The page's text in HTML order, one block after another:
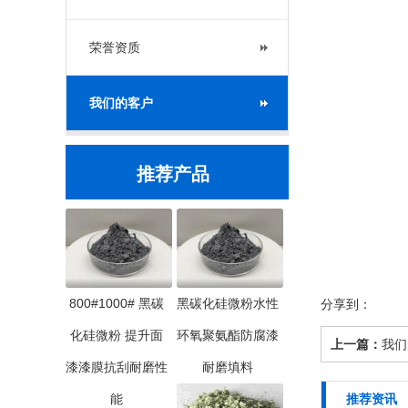
荣誉资质
我们的客户
推荐产品
800#1000# 黑碳
化硅微粉 提升面
漆漆膜抗刮耐磨性
能
黑碳化硅微粉水性
环氧聚氨酯防腐漆
耐磨填料
分享到：
上一篇： 我
推荐资讯